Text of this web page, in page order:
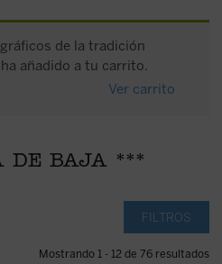
de la tradición
añadido a tu carrito.
Ver carrito
DE BAJA ***
FILTROS
Mostrando 1 - 12 de 76 resultados